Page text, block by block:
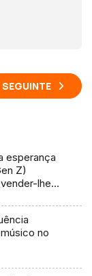
SEGUINTE
esperança
Z)
lhes
no